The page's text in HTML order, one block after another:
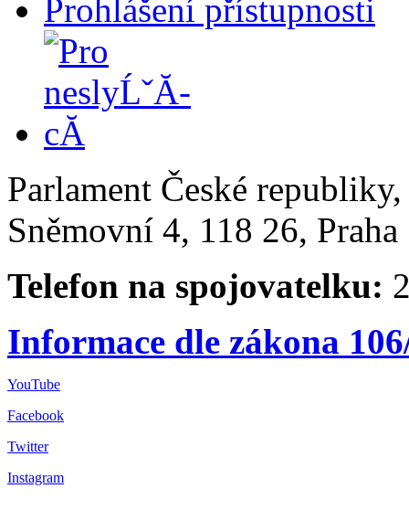
Prohlášení přístupnosti
Parlament České
Sněmovní 4, 118 26,
Telefon na spojovatelku:
Informace dle zákona
YouTube
Facebook
Twitter
Instagram